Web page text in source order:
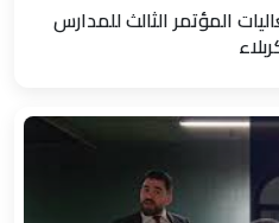
المؤتمر الثالث للمدارس